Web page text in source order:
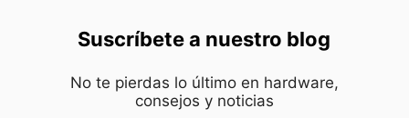
Suscríbete a nuestro blog
No te pierdas lo último en hardware,
consejos y noticias